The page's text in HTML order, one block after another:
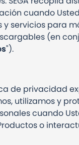
cuando
y servicios para
(en
").
de privacidad
utilizamos y
cuando
o